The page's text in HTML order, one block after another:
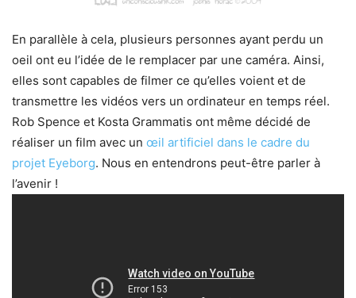
En parallèle à cela, plusieurs personnes ayant perdu un
oeil ont eu l’idée de le remplacer par une caméra. Ainsi,
elles sont capables de filmer ce qu’elles voient et de
transmettre les vidéos vers un ordinateur en temps réel.
Rob Spence et Kosta Grammatis ont même décidé de
réaliser un film avec un œil artificiel dans le cadre du
projet Eyeborg. Nous en entendrons peut-être parler à
l’avenir !